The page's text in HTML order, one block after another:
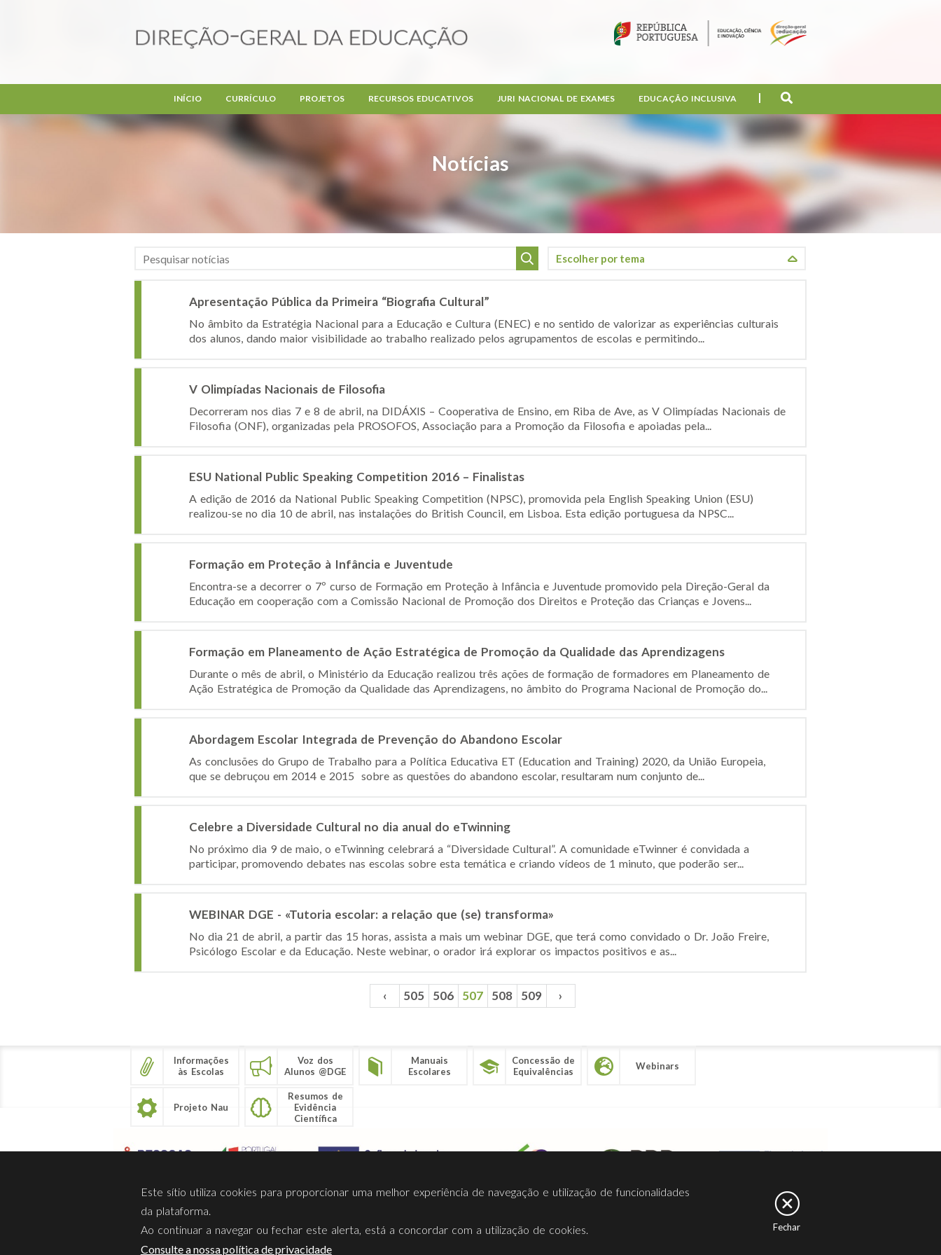
Notícias
INÍCIO CURRÍCULO PROJETOS RECURSOS EDUCATIVOS JURI NACIONAL DE EXAMES EDUCAÇÃO INCLUSIVA
Apresentação Pública da Primeira “Biografia Cultural”
No âmbito da Estratégia Nacional para a Educação e Cultura (ENEC) e no sentido de valorizar as experiências culturais
dos alunos, dando maior visibilidade ao trabalho realizado pelos agrupamentos de escolas e permitindo...
V Olimpíadas Nacionais de Filosofia
Decorreram nos dias 7 e 8 de abril, na DIDÁXIS – Cooperativa de Ensino, em Riba de Ave, as V Olimpíadas Nacionais de
Filosofia (ONF), organizadas pela PROSOFOS, Associação para a Promoção da Filosofia e apoiadas pela...
ESU National Public Speaking Competition 2016 – Finalistas
A edição de 2016 da National Public Speaking Competition (NPSC), promovida pela English Speaking Union (ESU)
realizou-se no dia 10 de abril, nas instalações do British Council, em Lisboa. Esta edição portuguesa da NPSC...
Formação em Proteção à Infância e Juventude
Encontra-se a decorrer o 7º curso de Formação em Proteção à Infância e Juventude promovido pela Direção-Geral da
Educação em cooperação com a Comissão Nacional de Promoção dos Direitos e Proteção das Crianças e Jovens...
Formação em Planeamento de Ação Estratégica de Promoção da Qualidade das Aprendizagens
Durante o mês de abril, o Ministério da Educação realizou três ações de formação de formadores em Planeamento de
Ação Estratégica de Promoção da Qualidade das Aprendizagens, no âmbito do Programa Nacional de Promoção do...
Abordagem Escolar Integrada de Prevenção do Abandono Escolar
As conclusões do Grupo de Trabalho para a Política Educativa ET (Education and Training) 2020, da União Europeia,
que se debruçou em 2014 e 2015 sobre as questões do abandono escolar, resultaram num conjunto de...
Celebre a Diversidade Cultural no dia anual do eTwinning
No próximo dia 9 de maio, o eTwinning celebrará a “Diversidade Cultural”. A comunidade eTwinner é convidada a
participar, promovendo debates nas escolas sobre esta temática e criando vídeos de 1 minuto, que poderão ser...
WEBINAR DGE - «Tutoria escolar: a relação que (se) transforma»
No dia 21 de abril, a partir das 15 horas, assista a mais um webinar DGE, que terá como convidado o Dr. João Freire,
Psicólogo Escolar e da Educação. Neste webinar, o orador irá explorar os impactos positivos e as...
‹ 505 506 507 508 509 ›
Informações
às Escolas
Voz dos
Alunos @DGE
Manuais
Escolares
Concessão de
Equivalências
Webinars
Projeto Nau
Resumos de
Evidência
Científica
Sobre Nós Privacidade Termos Utilização Contactos Ligações Facebook
Este sítio utiliza cookies para proporcionar uma melhor experiência de navegação e utilização de funcionalidades
da plataforma.
Ao continuar a navegar ou fechar este alerta, está a concordar com a utilização de cookies.
Consulte a nossa política de privacidade
Fechar